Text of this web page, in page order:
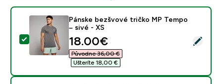
Vybrať tento produkt - Pánske bezšvové tričko MP
Pánske bezšvové tričko MP Tempo
– sivé - XS
discounted price
18.00€‎
Původne 36,00 €‎
Ušteríte 18,00 €‎